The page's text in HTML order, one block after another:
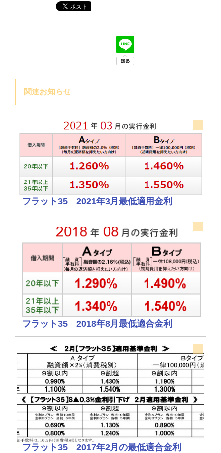
関連お知らせ
フラット35 2021年3月最低適用金利
フラット35 2018年8月最低適合金利
フラット35 2017年2月の最低適合金利